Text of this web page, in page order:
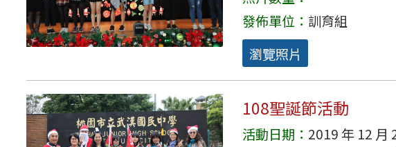
發佈單位： 訓育組
瀏覽照片
108聖誕節活動
活動日期： 2019 年 12 月